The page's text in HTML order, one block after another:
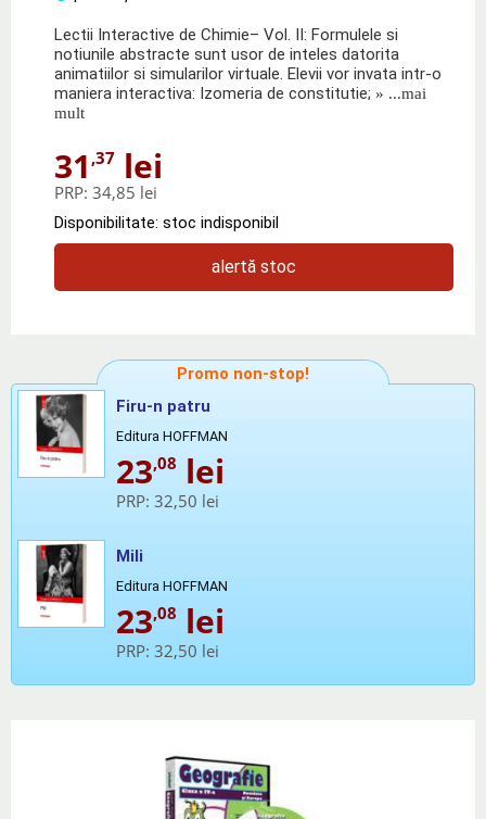
Lectii Interactive de Chimie– Vol. II: Formulele si
notiunile abstracte sunt usor de inteles datorita
animatiilor si simularilor virtuale. Elevii vor invata intr-o
maniera interactiva: Izomeria de constitutie; » ...mai
mult
31 ,37 lei
PRP: 34,85 lei
Disponibilitate: stoc indisponibil
alertă stoc
Promo non-stop!
Firu-n patru
Editura HOFFMAN
23,08 lei
PRP: 32,50 lei
Mili
Editura HOFFMAN
23,08 lei
PRP: 32,50 lei